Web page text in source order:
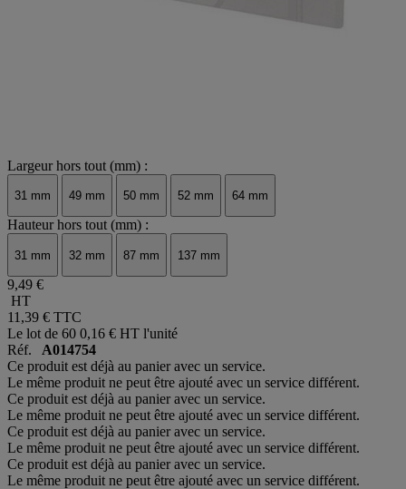
Largeur hors tout (mm) :
31 mm 49 mm 50 mm 52 mm 64 mm
Hauteur hors tout (mm) :
31 mm 32 mm 87 mm 137 mm
9,49 €
HT
11,39 € TTC
Le lot de 60 0,16 € HT l'unité
Réf. A014754
Ce produit est déjà au panier avec un service.
Le même produit ne peut être ajouté avec un service différent.
Ce produit est déjà au panier avec un service.
Le même produit ne peut être ajouté avec un service différent.
Ce produit est déjà au panier avec un service.
Le même produit ne peut être ajouté avec un service différent.
Ce produit est déjà au panier avec un service.
Le même produit ne peut être ajouté avec un service différent.